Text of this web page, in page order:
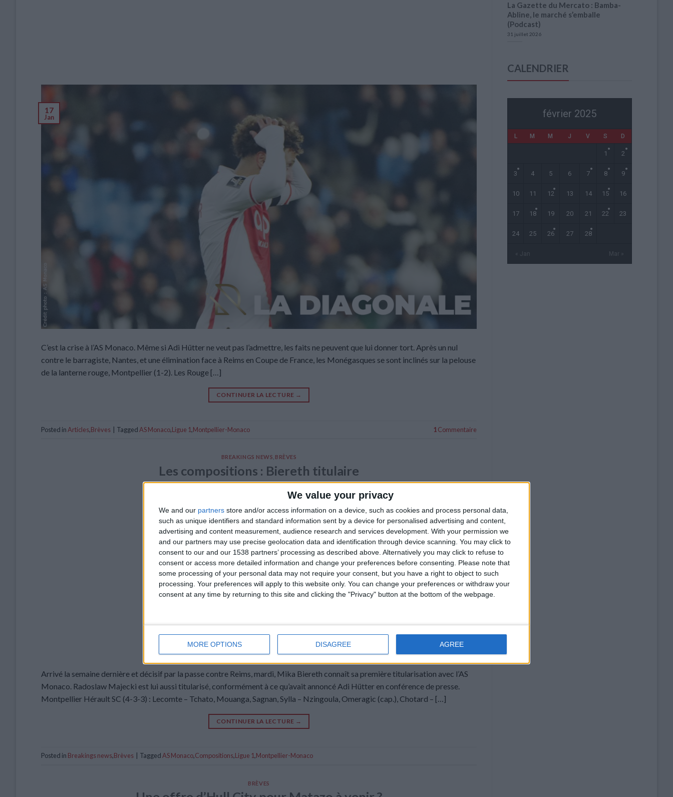
We value your privacy
We and our partners store and/or access information on a device, such as cookies and process personal data,
such as unique identifiers and standard information sent by a device for personalised advertising and content,
advertising and content measurement, audience research and services development. With your permission we
and our partners may use precise geolocation data and identification through device scanning. You may click to
consent to our and our 1538 partners’ processing as described above. Alternatively you may click to refuse to
consent or access more detailed information and change your preferences before consenting.
Please note that
some processing of your personal data may not require your consent, but you have a right to object to such
processing. Your preferences will apply to this website only. You can change your preferences or withdraw your
consent at any time by returning to this site and clicking the "Privacy" button at the bottom of the webpage.
MORE OPTIONS DISAGREE AGREE
17
Jan
C’est la crise à l’AS Monaco. Même si Adi Hütter ne veut pas l’admettre, les faits ne peuvent que lui donner tort. Après un nul
contre le barragiste, Nantes, et une élimination face à Reims en Coupe de France, les Monégasques se sont inclinés sur la pelouse
de la lanterne rouge, Montpellier (1-2). Les Rouge […]
CONTINUER LA LECTURE →
Posted inArticles,Brèves | TaggedAS Monaco,Ligue 1,Montpellier-Monaco 1 Commentaire
BREAKINGS NEWS BRÈVES
Les compositions : Biereth titulaire
DAMIEN DELLERBA
Arrivé la semaine dernière et décisif par la passe contre Reims, mardi, Mika Biereth connaît sa première titularisation avec l’AS
Monaco. Radoslaw Majecki est lui aussi titularisé, conformément à ce qu’avait annoncé Adi Hütter en conférence de presse.
Montpellier Hérault SC (4-3-3) : Lecomte – Tchato, Mouanga, Sagnan, Sylla – Nzingoula, Omeragic (cap.), Chotard – […]
CONTINUER LA LECTURE →
Posted in Breakings news,Brèves TaggedAS Monaco,Compositions,Ligue 1,Montpellier-Monaco
BRÈVES
La Gazette du Mercato : Bamba-
Abline, le marché s’emballe
(Podcast)
31 juillet 2026
CALENDRIER
février 2025
L M M J V S D
« Jan Mar »
1 2
3 4 5 6 7 8 9
10 11 12 13 14 15 16
17 18 19 20 21 22 23
24 25 26 27 28